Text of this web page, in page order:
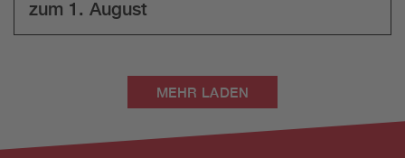
zum 1. August
MEHR LADEN